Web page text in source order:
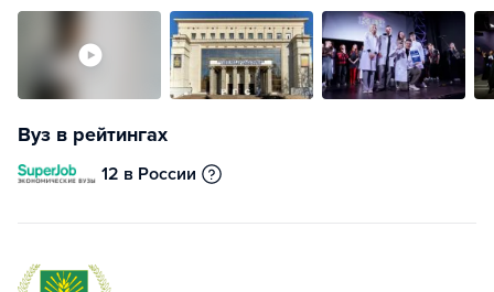
Вуз в рейтингах
12 в России